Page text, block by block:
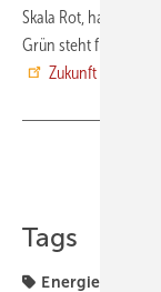
Skala Rot, handelt
Grün steht für einen
Zukunft Altbau
Tags
Energieausweis